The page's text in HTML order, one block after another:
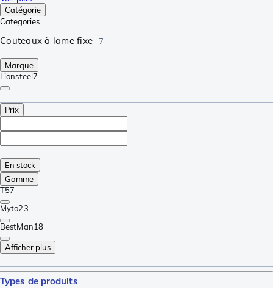
Catégorie
Categories
Couteaux à lame fixe 7
Marque
Lionsteel7
Prix
En stock
Gamme
T57
Myto23
BestMan18
Afficher plus
Types de produits